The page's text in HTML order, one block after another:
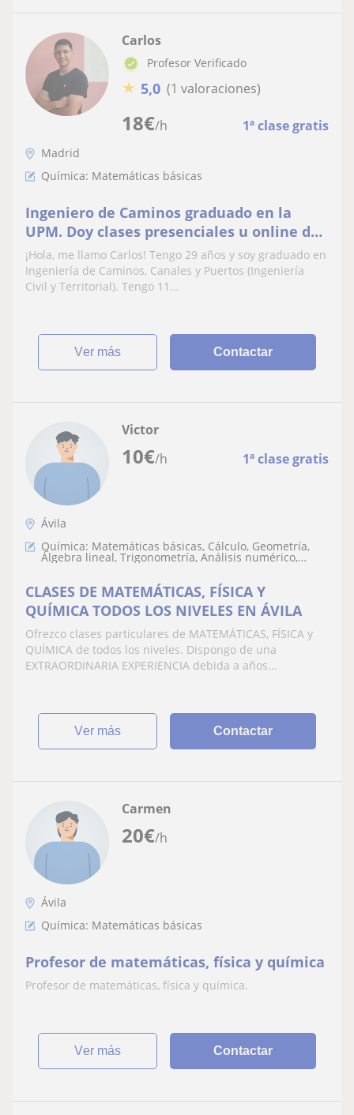
18€/h 1ª clase gratis
Carlos
Profesor Verificado
★ 5,0 (1 valoraciones)
Madrid
Química: Matemáticas básicas
Ingeniero de Caminos graduado en la
UPM. Doy clases presenciales u online de
Matemáticas, Dibujo Técnico, Física y
Química
¡Hola, me llamo Carlos! Tengo 29 años y soy graduado en
Ingeniería de Caminos, Canales y Puertos (Ingeniería
Civil y Territorial). Tengo 11...
ver más Contactar
10€/h 1ª clase gratis
Victor
Ávila
Química: Matemáticas básicas, Cálculo, Geometría,
Álgebra lineal, Trigonometría, Análisis numérico,
Teoría de números, Matemáticas discretas
CLASES DE MATEMÁTICAS, FÍSICA Y
QUÍMICA TODOS LOS NIVELES EN ÁVILA
Ofrezco clases particulares de MATEMÁTICAS, FÍSICA y
QUÍMICA de todos los niveles. Dispongo de una
EXTRAORDINARIA EXPERIENCIA debida a años...
ver más Contactar
20€/h
Carmen
Ávila
Química: Matemáticas básicas
Profesor de matemáticas, física y química
Profesor de matemáticas, física y química.
ver más Contactar